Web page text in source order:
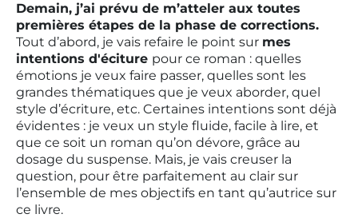
Demain, j’ai prévu de m’atteler aux toutes
premières étapes de la phase de corrections.
Tout d’abord, je vais refaire le point sur mes
intentions d'éciture pour ce roman : quelles
émotions je veux faire passer, quelles sont les
grandes thématiques que je veux aborder, quel
style d’écriture, etc. Certaines intentions sont déjà
évidentes : je veux un style fluide, facile à lire, et
que ce soit un roman qu’on dévore, grâce au
dosage du suspense. Mais, je vais creuser la
question, pour être parfaitement au clair sur
l’ensemble de mes objectifs en tant qu’autrice sur
ce livre.